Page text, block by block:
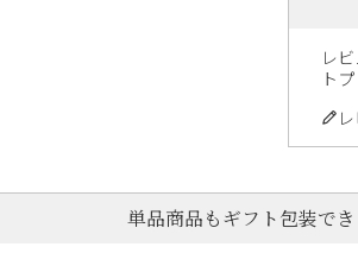
レ
ト
単品商品もギフト包装で